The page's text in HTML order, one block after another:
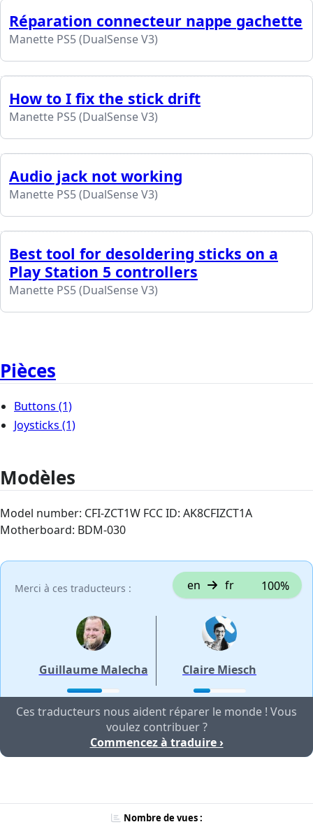
Réparation connecteur nappe gachette
Manette PS5 (DualSense V3)
How to I fix the stick drift
Manette PS5 (DualSense V3)
Audio jack not working
Manette PS5 (DualSense V3)
Best tool for desoldering sticks on a
Play Station 5 controllers
Manette PS5 (DualSense V3)
Pièces
Buttons (1)
Joysticks (1)
Modèles
Model number: CFI-ZCT1W FCC ID: AK8CFIZCT1A
Motherboard: BDM-030
Merci à ces traducteurs : en fr 100%
Guillaume Malecha Claire Miesch
Ces traducteurs nous aident réparer le monde ! Vous
voulez contribuer ?
Commencez à traduire ›
Nombre de vues :